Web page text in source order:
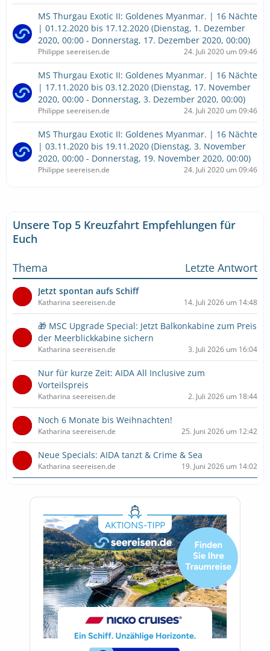
MS Thurgau Exotic II: Goldenes Myanmar. | 16 Nächte
| 01.12.2020 bis 17.12.2020 (Dienstag, 1. Dezember
2020, 00:00 - Donnerstag, 17. Dezember 2020, 00:00)
Philippe seereisen.de 24. Juli 2020 um 09:46
MS Thurgau Exotic II: Goldenes Myanmar. | 16 Nächte
| 17.11.2020 bis 03.12.2020 (Dienstag, 17. November
2020, 00:00 - Donnerstag, 3. Dezember 2020, 00:00)
Philippe seereisen.de 24. Juli 2020 um 09:46
MS Thurgau Exotic II: Goldenes Myanmar. | 16 Nächte
| 03.11.2020 bis 19.11.2020 (Dienstag, 3. November
2020, 00:00 - Donnerstag, 19. November 2020, 00:00)
Philippe seereisen.de 24. Juli 2020 um 09:46
Unsere Top 5 Kreuzfahrt Empfehlungen für
Euch
Thema
Letzte Antwort
Jetzt spontan aufs Schiff
Katharina seereisen.de 14. Juli 2026 um 14:48
🎁 MSC Upgrade Special: Jetzt Balkonkabine zum Preis
der Meerblickkabine sichern
Katharina seereisen.de 3. Juli 2026 um 16:04
Nur für kurze Zeit: AIDA All Inclusive zum
Vorteilspreis
Katharina seereisen.de 2. Juli 2026 um 18:44
Noch 6 Monate bis Weihnachten!
Katharina seereisen.de 25. Juni 2026 um 12:42
Neue Specials: AIDA tanzt & Crime & Sea
Katharina seereisen.de 19. Juni 2026 um 14:02